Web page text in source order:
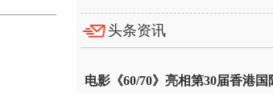
头条资讯